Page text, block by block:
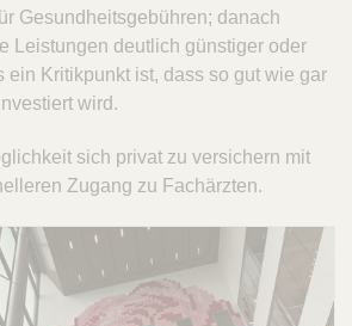
Gesundheitsgebühren; danach
Leistungen deutlich günstiger oder
ein Kritikpunkt ist, dass so gut wie gar
wird.
sich privat zu versichern mit
Zugang zu Fachärzten.